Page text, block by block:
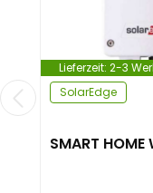
Lieferzeit: 2-3
SolarEdge
SMART HOME